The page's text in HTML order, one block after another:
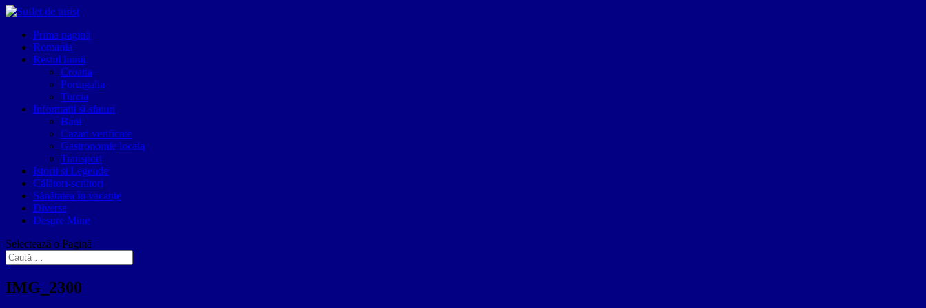
Prima pagină
Romania
Restul lumii
Croatia
Portugalia
Turcia
Informatii si sfaturi
Bani
Cazari verificate
Gastronomie locala
Transport
Istorii si Legende
Călători-scriitori
Sănătatea în vacanțe
Diverse
Despre Mine
Selectează o Pagină
IMG_2300